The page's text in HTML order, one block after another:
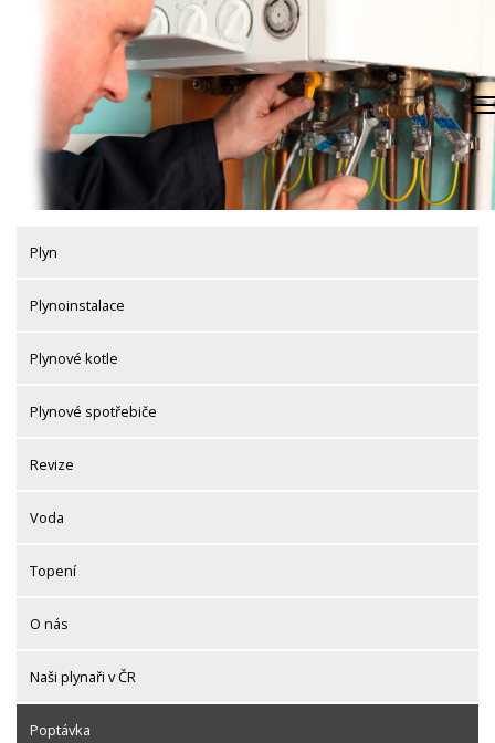
Plyn
Plynoinstalace
Plynové kotle
Plynové spotřebiče
Revize
Voda
Topení
O nás
Naši plynaři v ČR
Poptávka